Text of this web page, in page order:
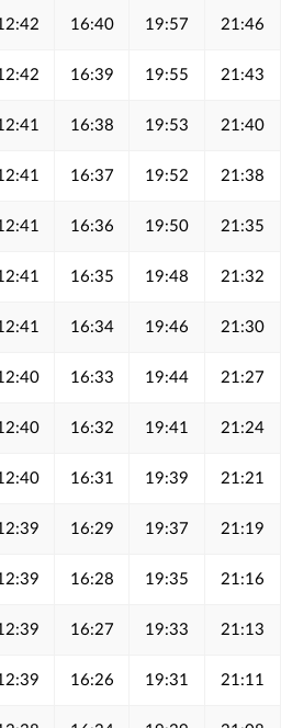
16:40 19:57 21:46
16:39 19:55 21:43
16:38 19:53 21:40
16:37 19:52 21:38
16:36 19:50 21:35
16:35 19:48 21:32
16:34 19:46 21:30
16:33 19:44 21:27
16:32 19:41 21:24
16:31 19:39 21:21
16:29 19:37 21:19
16:28 19:35 21:16
16:27 19:33 21:13
16:26 19:31 21:11